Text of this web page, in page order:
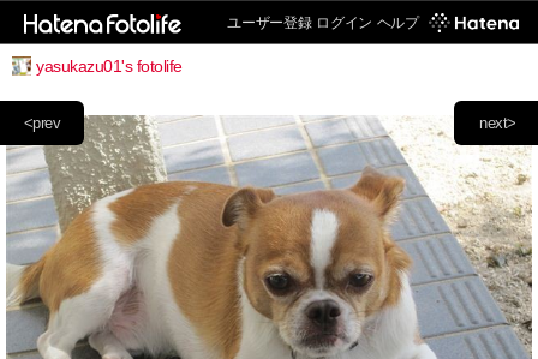
ユーザー登録 ログイン ヘルプ
yasukazu01's fotolife
next>
<prev